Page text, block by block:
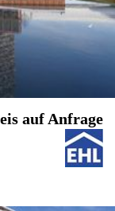
auf Anfrage